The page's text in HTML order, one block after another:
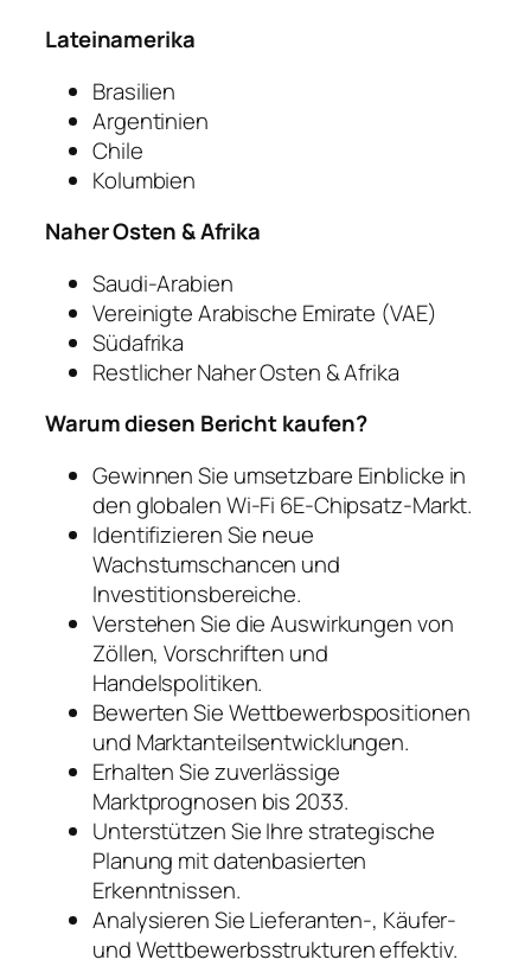
Lateinamerika
Brasilien
Argentinien
Chile
Kolumbien
Naher Osten & Afrika
Saudi-Arabien
Vereinigte Arabische Emirate (VAE)
Südafrika
Restlicher Naher Osten & Afrika
Warum diesen Bericht kaufen?
Gewinnen Sie umsetzbare Einblicke in
den globalen Wi-Fi 6E-Chipsatz-Markt.
Identifizieren Sie neue
Wachstumschancen und
Investitionsbereiche.
Verstehen Sie die Auswirkungen von
Zöllen, Vorschriften und
Handelspolitiken.
Bewerten Sie Wettbewerbspositionen
und Marktanteilsentwicklungen.
Erhalten Sie zuverlässige
Marktprognosen bis 2033.
Unterstützen Sie Ihre strategische
Planung mit datenbasierten
Erkenntnissen.
Analysieren Sie Lieferanten-, Käufer-
und Wettbewerbsstrukturen effektiv.